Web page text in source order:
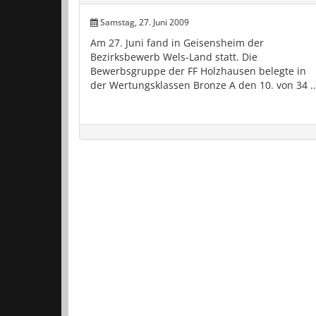
Samstag, 27. Juni 2009
Am 27. Juni fand in Geisensheim der
Bezirksbewerb Wels-Land statt. Die
Bewerbsgruppe der FF Holzhausen belegte in
der Wertungsklassen Bronze A den 10. von 34